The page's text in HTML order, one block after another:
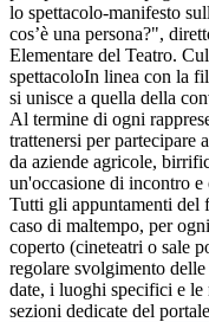
lo spettacolo-manifesto
cos’è una persona?",
Elementare del Teatro.
spettacoloIn linea con la
si unisce a quella della
Al termine di ogni
trattenersi per partecipare
da aziende agricole,
un'occasione di incontro
Tutti gli appuntamenti del
caso di maltempo, per
coperto (cineteatri o sale
regolare svolgimento
date, i luoghi specifici e le
sezioni dedicate del